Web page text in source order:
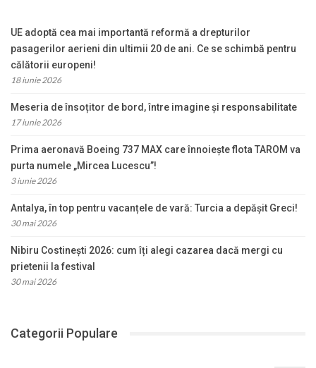
UE adoptă cea mai importantă reformă a drepturilor
pasagerilor aerieni din ultimii 20 de ani. Ce se schimbă pentru
călătorii europeni!
18 iunie 2026
Meseria de însoțitor de bord, între imagine și responsabilitate
17 iunie 2026
Prima aeronavă Boeing 737 MAX care înnoiește flota TAROM va
purta numele „Mircea Lucescu”!
3 iunie 2026
Antalya, în top pentru vacanțele de vară: Turcia a depășit Greci!
30 mai 2026
Nibiru Costinești 2026: cum îți alegi cazarea dacă mergi cu
prietenii la festival
30 mai 2026
Categorii Populare